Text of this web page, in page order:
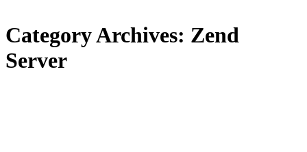
Category Archives: Zend
Server